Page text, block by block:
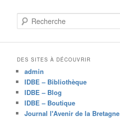
e
e
c
h
e
DES SITES À DÉCOUVRIR
admin
IDBE – Bibliothèque
IDBE – Blog
IDBE – Boutique
Journal l'Avenir de la Bretagne